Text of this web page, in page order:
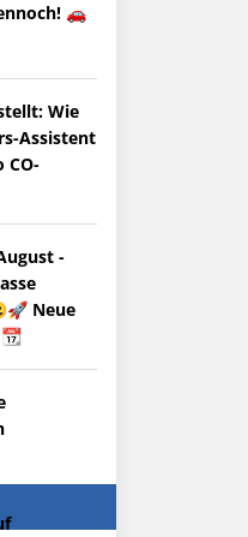
🚗
Wie
Assistent
CO-
-
Neue